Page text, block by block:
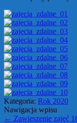
Kategoria: Rok 2020
Nawigacja wpisu
← Zawieszenie zajęć